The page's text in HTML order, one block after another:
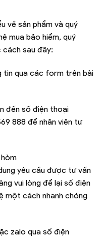
về sản phẩm và quý
mua bảo hiểm, quý
cách sau đây:
tin qua các form trên bài
đến số điện thoại
888 để nhân viên tư
yêu cầu được tư vấn
vui lòng để lại số điện
một cách nhanh chóng
zalo qua số điện